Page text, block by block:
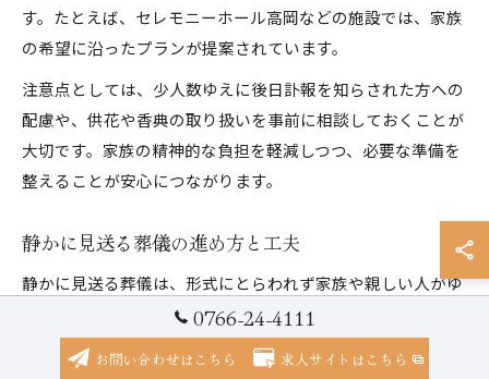
す。たとえば、セレモニーホール高岡などの施設では、家族
の希望に沿ったプランが提案されています。
注意点としては、少人数ゆえに後日訃報を知らされた方への
配慮や、供花や香典の取り扱いを事前に相談しておくことが
大切です。家族の精神的な負担を軽減しつつ、必要な準備を
整えることが安心につながります。
静かに見送る葬儀の進め方と工夫
静かに見送る葬儀は、形式にとらわれず家族や親しい人がゆ
っくりと故人と向き合う時間を大切にする進め方です。富山
県高岡市福岡町下老子では、地域の風習を尊重しながらも、
0766-24-4111
お問い合わせはこちら 求人サイトはこちら